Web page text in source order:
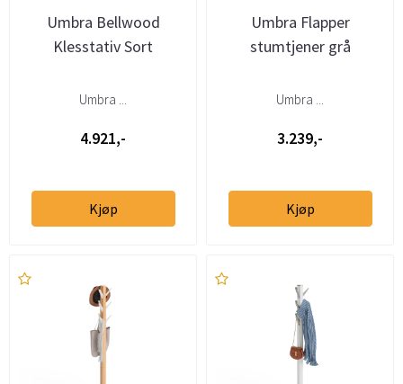
Umbra Bellwood
Klesstativ Sort
Umbra ...
4.921,-
Kjøp
Umbra Flapper
stumtjener grå
Umbra ...
3.239,-
Kjøp